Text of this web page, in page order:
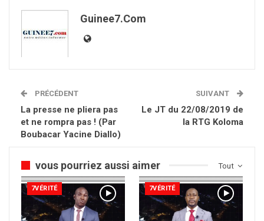
Guinee7.com
PRÉCÉDENT
La presse ne pliera pas
et ne rompra pas ! (Par
Boubacar Yacine Diallo)
SUIVANT
Le JT du 22/08/2019 de
la RTG Koloma
Tout
vous pourriez aussi aimer
7VÉRITÉ 7VÉRITÉ